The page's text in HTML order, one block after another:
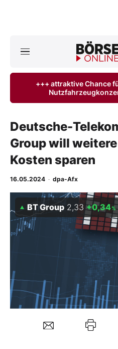
Anlageprodukte
Finanz-Check
Abo & Shop
BO-Musterdepots
Experten
Mein B:O
Mein Konto
Folgen Sie uns
Kontakt
+++ attraktive Chance
Deutsche-
Group will
Kosten sparen
16.05.2024 · dpa-Afx
BT Group 2,33 +0,34%